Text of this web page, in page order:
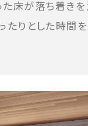
床が落ち着きを
たりとした時間